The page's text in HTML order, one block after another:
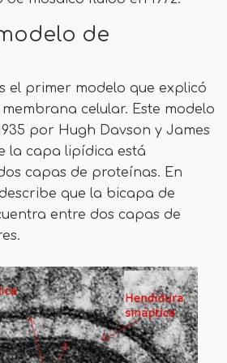
de
el primer modelo que explicó
celular. Este modelo
por Hugh Davson y James
la capa lipídica está
capas de proteínas. En
que la bicapa de
entre dos capas de